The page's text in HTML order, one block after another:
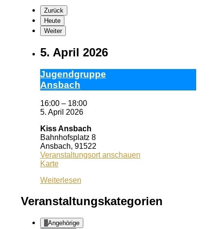
Zurück
Heute
Weiter
5. April 2026
Ju­gend­grup­pe
Ans­bach
16:00 – 18:00
5. April 2026
Kiss Ansbach
Bahnhofsplatz 8
Ansbach, 91522
Veranstaltungsort anschauen
KarteKiss
Weiterlesen
Veranstaltungskategorien
Angehörige